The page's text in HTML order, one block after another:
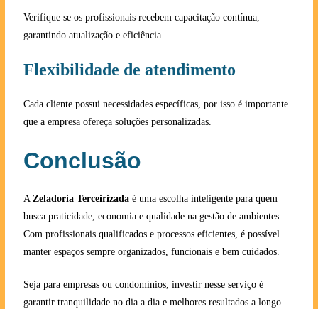
Verifique se os profissionais recebem capacitação contínua,
garantindo atualização e eficiência.
Flexibilidade de atendimento
Cada cliente possui necessidades específicas, por isso é importante
que a empresa ofereça soluções personalizadas.
Conclusão
A Zeladoria Terceirizadaé uma escolha inteligente para quem
busca praticidade, economia e qualidade na gestão de ambientes.
Com profissionais qualificados e processos eficientes, é possível
manter espaços sempre organizados, funcionais e bem cuidados.
Seja para empresas ou condomínios, investir nesse serviço é
garantir tranquilidade no dia a dia e melhores resultados a longo